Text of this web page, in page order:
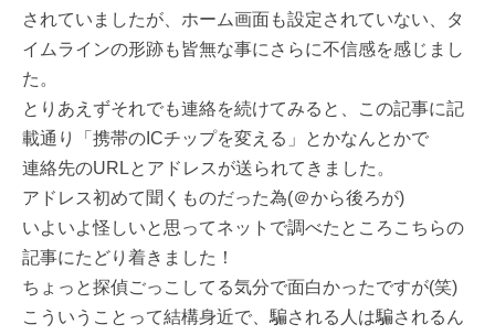
されていましたが、ホーム画面も設定されていない、タ
イムラインの形跡も皆無な事にさらに不信感を感じまし
た。
とりあえずそれでも連絡を続けてみると、この記事に記
載通り「携帯のICチップを変える」とかなんとかで
連絡先のURLとアドレスが送られてきました。
アドレス初めて聞くものだった為(＠から後ろが)
いよいよ怪しいと思ってネットで調べたところこちらの
記事にたどり着きました！
ちょっと探偵ごっこしてる気分で面白かったですが(笑)
こういうことって結構身近で、騙される人は騙されるん